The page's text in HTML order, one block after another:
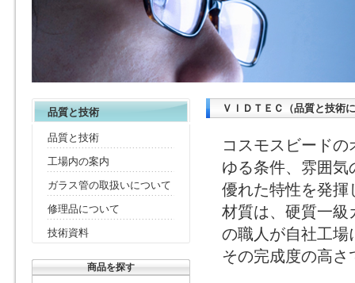
品質と技術
品質と技術
工場内の案内
ガラス管の取扱いについて
修理品について
技術資料
商品を探す
ＶＩＤＴＥＣ（品質と技術
コスモスビード
ゆる条件、雰囲
優れた特性を発揮
材質は、硬質一級
の職人が自社工場
その完成度の高